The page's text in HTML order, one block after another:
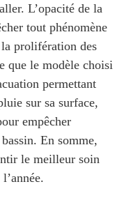
L’opacité de la
tout phénomène
la prolifération des
que le modèle choisi
permettant
sur sa surface,
empêcher
En somme,
le meilleur soin